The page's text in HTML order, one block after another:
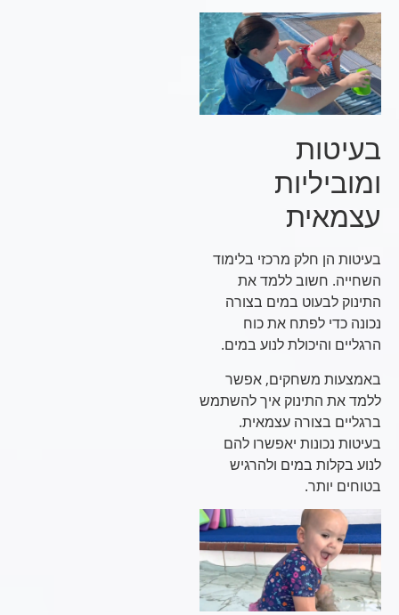
בעיטות
ומוביליות
עצמאית
בעיטות הן חלק מרכזי בלימוד
השחייה. חשוב ללמד את
התינוק לבעוט במים בצורה
נכונה כדי לפתח את כוח
הרגליים והיכולת לנוע במים.
באמצעות משחקים, אפשר
ללמד את התינוק איך להשתמש
ברגליים בצורה עצמאית.
בעיטות נכונות יאפשרו להם
לנוע בקלות במים ולהרגיש
בטוחים יותר.